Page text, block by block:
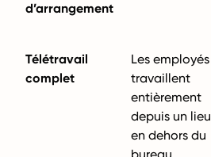
d’arrangement
Télétravail
complet
Les employés
travaillent
entièrement
depuis un lieu
en dehors du